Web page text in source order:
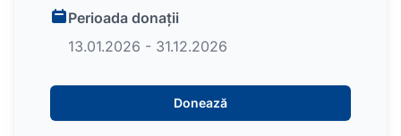
Perioada donații
13.01.2026 - 31.12.2026
Donează